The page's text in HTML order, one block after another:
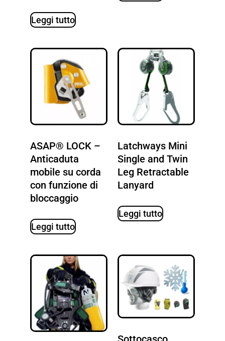
Leggi tutto
ASAP® LOCK –
Anticaduta
mobile su corda
con funzione di
bloccaggio
Leggi tutto
Latchways Mini
Single and Twin
Leg Retractable
Lanyard
Leggi tutto